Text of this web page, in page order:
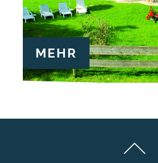
Bezahlen können Sie bei
oder bar, wir akzeptieren
Kreditkarte.
Bis 21 Tage vor Anreise
Reiserücktritt
Abschluss einer
MEHR